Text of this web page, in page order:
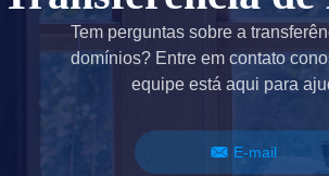
Tem perguntas sobre a
domínios? Entre em contato
equipe está aqui para
E-mail